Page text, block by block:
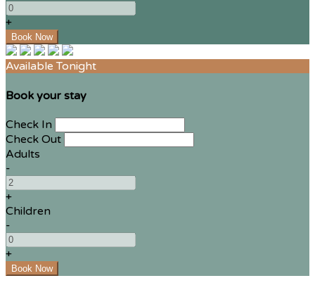
+
Available Tonight
Book your stay
Check In
Check Out
Adults
-
+
Children
-
+